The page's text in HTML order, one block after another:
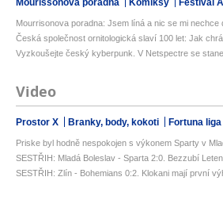
Mourissonova poradna Komiksy Festival
Mourrisonova poradna: Jsem líná a nic se mi nechce
Česká společnost ornitologická slaví 100 let: Jak
Vyzkoušejte český kyberpunk. V Netspectre se
Video
Prostor X Branky, body, kokoti Fortuna liga
Priske byl hodně nespokojen s výkonem Sparty v
SESTŘIH: Mladá Boleslav - Sparta 2:0. Bezzubí
SESTŘIH: Zlín - Bohemians 0:2. Klokani mají první